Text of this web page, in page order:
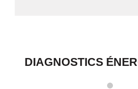
DIAGNOSTICS